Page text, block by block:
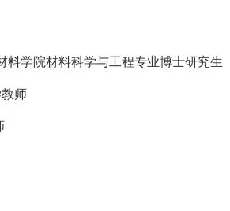
料学院材料科学与工程专业博士研究生
师